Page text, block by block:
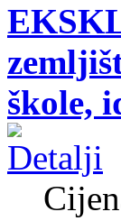
škole,